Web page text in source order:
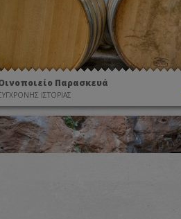
Παρασκευά
ΙΣΤΟΡΙΑΣ